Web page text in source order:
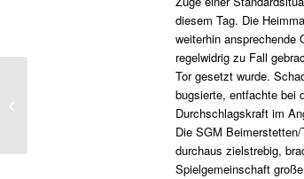
diesem Tag. Die
weiterhin ansprechende
regelwidrig zu Fall
Tor gesetzt wurde.
bugsierte, entfachte bei
Durchschlagskraft im
Die SGM
durchaus zielstrebig,
Spielgemeinschaft